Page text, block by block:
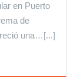
en Puerto
de
una…[...]